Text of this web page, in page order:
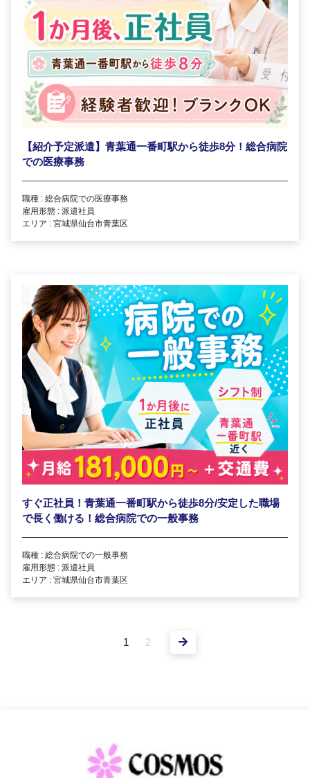
【紹介予定派遣】青葉通一番町駅から徒歩8分！総合病院
での医療事務
職種 : 総合病院での医療事務
雇用形態 : 派遣社員
エリア : 宮城県仙台市青葉区
すぐ正社員！青葉通一番町駅から徒歩8分/安定した職場
で長く働ける！総合病院での一般事務
職種 : 総合病院での一般事務
雇用形態 : 派遣社員
エリア : 宮城県仙台市青葉区
1 2